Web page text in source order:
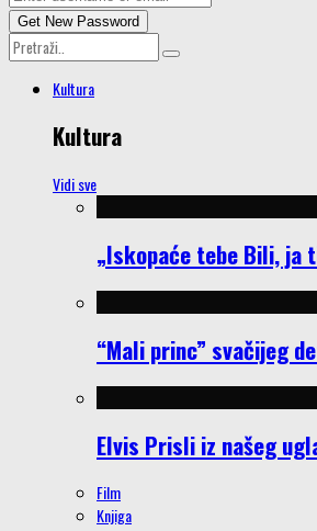
Kultura
Kultura
Vidi sve
„Iskopaće tebe Bili, ja
“Mali princ” svačijeg
Elvis Prisli iz našeg
Film
Knjiga